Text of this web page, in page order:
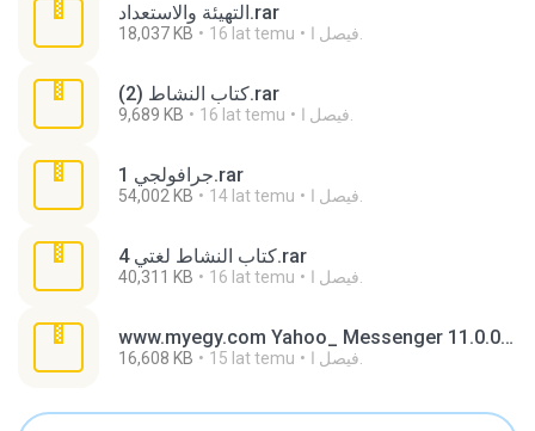
التهيئة والاستعداد.rar
18,037 KB 16 lat temu
(2) كتاب النشاط.rar
9,689 KB 16 lat temu
جرافولجي 1.rar
54,002 KB 14 lat temu
كتاب النشاط لغتي 4.rar
40,311 KB 16 lat temu
www.myegy.com Yahoo_ Messenger 11.0.0.1751 Beta.rar
16,608 KB 15 lat temu